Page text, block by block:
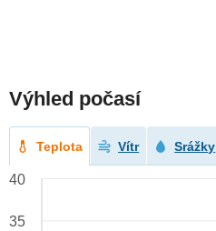
Výhled počasí
Teplota Vítr Srážky
40
35